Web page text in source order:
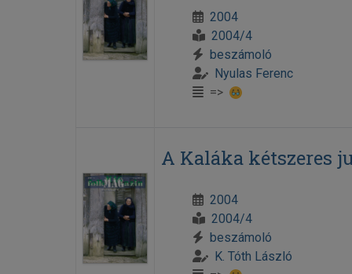
2004
2004/4
beszámoló
Nyulas Ferenc
=>
A Kaláka kétszeres
2004
2004/4
beszámoló
K. Tóth László